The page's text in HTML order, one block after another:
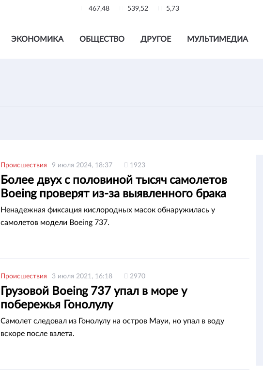
467,48 539,52 5,73
ЭКОНОМИКА ОБЩЕСТВО ДРУГОЕ МУЛЬТИМЕДИА
Происшествия 9 июля 2024, 18:37 1923
Более двух с половиной тысяч самолетов
Boeing проверят из-за выявленного брака
Ненадежная фиксация кислородных масок обнаружилась у
самолетов модели Boeing 737.
Происшествия 3 июля 2021, 16:18 2970
Грузовой Boeing 737 упал в море у
побережья Гонолулу
Самолет следовал из Гонолулу на остров Мауи, но упал в воду
вскоре после взлета.